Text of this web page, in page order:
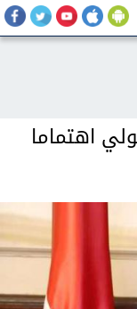
اهتماما